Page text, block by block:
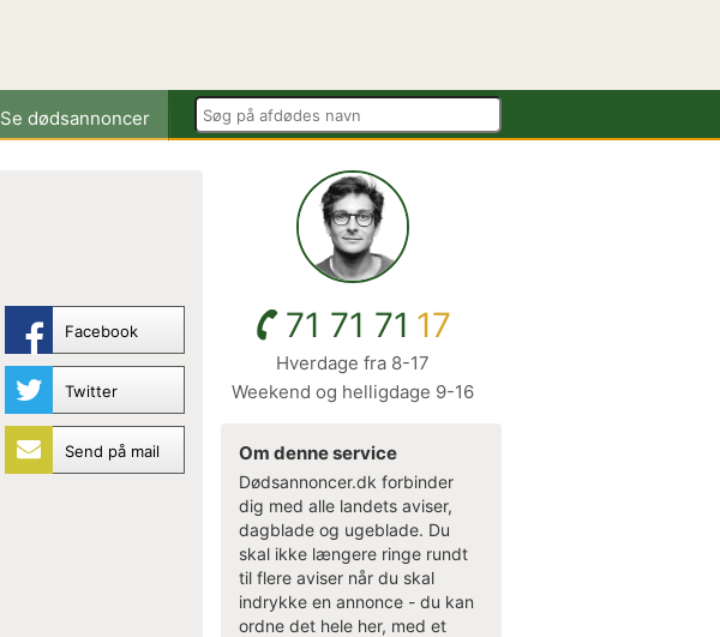
Se dødsannoncer
Facebook
Twitter
Send på mail
71 71 71 17
Hverdage fra 8-17
Weekend og helligdage 9-16
Om denne service
Dødsannoncer.dk forbinder
dig med alle landets aviser,
dagblade og ugeblade. Du
skal ikke længere ringe rundt
til flere aviser når du skal
indrykke en annonce - du kan
ordne det hele her, med et